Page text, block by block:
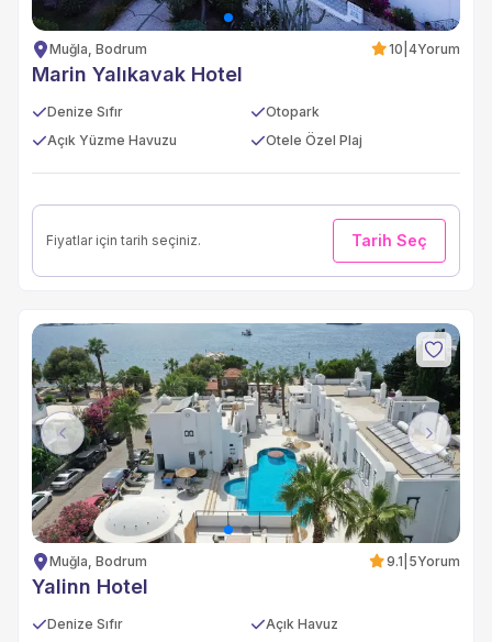
Muğla, Bodrum 10 4Yorum
Marin Yalıkavak Hotel
Denize Sıfır
Otopark
Açık Yüzme Havuzu
Otele Özel Plaj
Fiyatlar için tarih seçiniz. Tarih Seç
Previous Next
Muğla, Bodrum 9.1 5Yorum
Yalinn Hotel
Denize Sıfır
Açık Havuz